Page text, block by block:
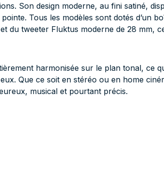
Son design moderne, au fini satiné,
Tous les modèles sont dotés d’un
du tweeter Fluktus moderne de 28 mm,
harmonisée sur le plan tonal, ce
Que ce soit en stéréo ou en home
musical et pourtant précis.